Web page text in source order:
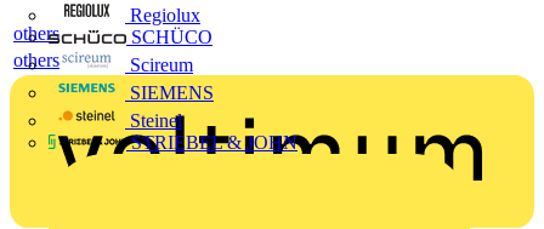
Regiolux
SCHÜCO
Scireum
SIEMENS
Steinel
STRIEBEL & JOHN
others
others